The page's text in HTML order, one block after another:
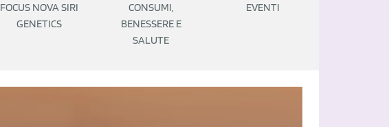
FOCUS NOVA SIRI
GENETICS
CONSUMI,
BENESSERE E
SALUTE
EVENTI